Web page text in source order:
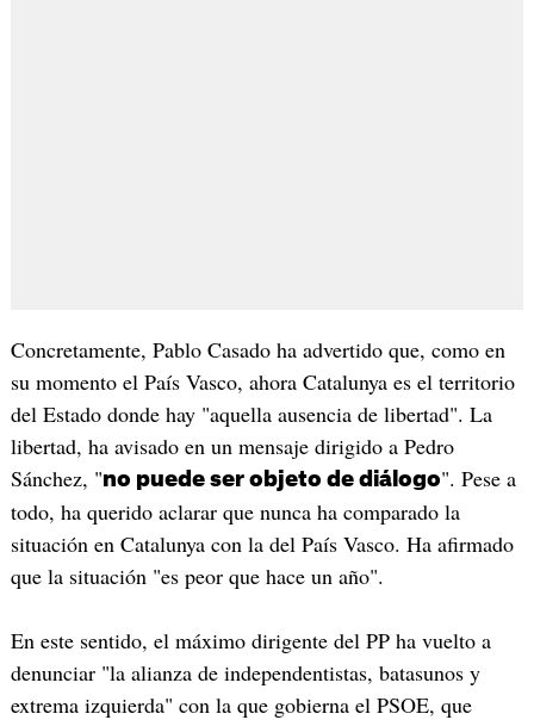
Concretamente, Pablo Casado ha advertido que, como en
su momento el País Vasco, ahora Catalunya es el territorio
del Estado donde hay "aquella ausencia de libertad". La
libertad, ha avisado en un mensaje dirigido a Pedro
Sánchez, "no puede ser objeto de diálogo". Pese a
todo, ha querido aclarar que nunca ha comparado la
situación en Catalunya con la del País Vasco. Ha afirmado
que la situación "es peor que hace un año".
En este sentido, el máximo dirigente del PP ha vuelto a
denunciar "la alianza de independentistas, batasunos y
extrema izquierda" con la que gobierna el PSOE, que